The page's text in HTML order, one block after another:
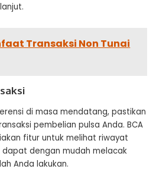
Transaksi Non Tunai
di masa mendatang, pastikan
pembelian pulsa Anda. BCA
fitur untuk melihat riwayat
dapat dengan mudah melacak
Anda lakukan.